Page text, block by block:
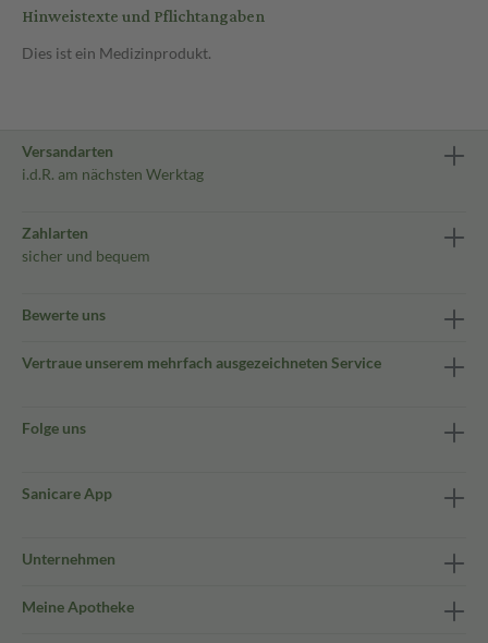
Hinweistexte und Pflichtangaben
Dies ist ein Medizinprodukt.
Versandarten
i.d.R. am nächsten Werktag
Zahlarten
sicher und bequem
Bewerte uns
Vertraue unserem mehrfach ausgezeichneten Service
Folge uns
Sanicare App
Unternehmen
Meine Apotheke